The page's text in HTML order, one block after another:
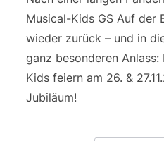
Musical-Kids GS Auf der
wieder zurück – und in
ganz besonderen
Kids feiern am 26. &
Jubiläum!